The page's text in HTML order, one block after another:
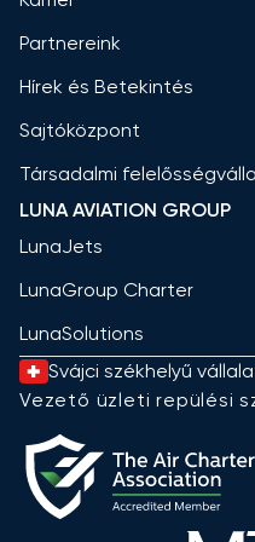
Partnereink
Hírek és Betekintés
Sajtóközpont
Társadalmi
LUNA AVIATION GROUP
LunaJets
LunaGroup Charter
LunaSolutions
Svájci székhelyű
Vezető üzleti repülési